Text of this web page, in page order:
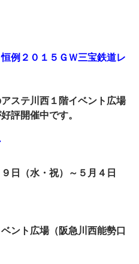
例２０１５ＧＷ三宝鉄道レ
ステ川西１階イベント広場
評開催中です。
日（水・祝）～５月４日
ント広場（阪急川西能勢口